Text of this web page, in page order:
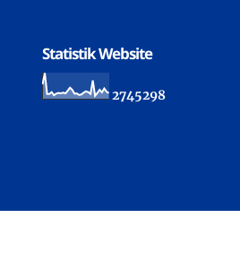
Statistik Website
2745298